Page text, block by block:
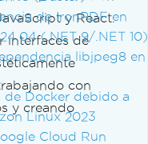
de IronPDF en
(.NET 9/.NET 10)
libjpeg8 en
de Docker debido a
Linux 2023
Cloud Run
y React.
interfaces de
con
y creando